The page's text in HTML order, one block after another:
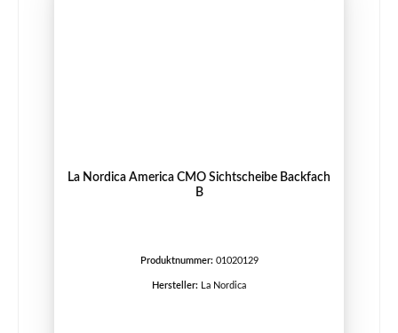
La Nordica America CMO Sichtscheibe Backfach
B
Produktnummer: 01020129
Hersteller: La Nordica